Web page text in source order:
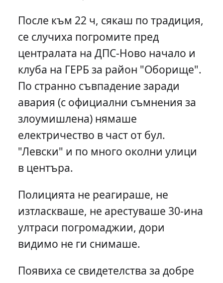
После към 22 ч, сякаш по традиция,
се случиха погромите пред
централата на ДПС-Ново начало и
клуба на ГЕРБ за район "Оборище".
По странно съвпадение заради
авария (с официални съмнения за
злоумишлена) нямаше
електричество в част от бул.
"Левски" и по много околни улици
в центъра.
Полицията не реагираше, не
изтласкваше, не арестуваше 30-ина
ултраси погромаджии, дори
видимо не ги снимаше.
Появиха се свидетелства за добре